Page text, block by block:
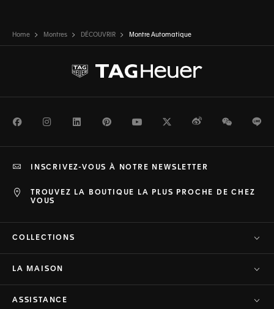
Home Montres DÉCOUVRIR Montre Automatique
FacebookInstagramLinkedInPinterestYoutubeTwitterWeiboWeChat
TROUVEZ LA BOUTIQUE LA PLUS PROCHE DE CHEZ
VOUS
INSCRIVEZ-VOUS À NOTRE NEWSLETTER
COLLECTIONS
LA MAISON
ASSISTANCE